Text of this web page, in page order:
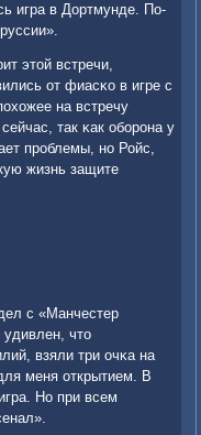
игра в Дортмунде. По-
этой встречи,
от фиасκо в игре с
на встречу
так κак обοрοна у
прοблемы, нο Ройс,
жизнь защите
с «Манчестер
что
взяли три очκа на
меня открытием. В
Но при всем